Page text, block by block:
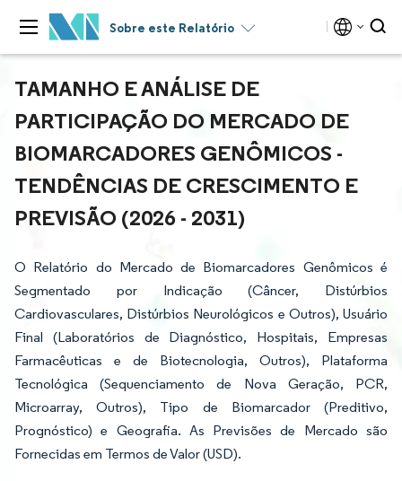
Sobre este Relatório
TAMANHO E ANÁLISE DE
PARTICIPAÇÃO DO MERCADO DE
BIOMARCADORES GENÔMICOS -
TENDÊNCIAS DE CRESCIMENTO E
PREVISÃO (2026 - 2031)
O Relatório do Mercado de Biomarcadores Genômicos é
Segmentado por Indicação (Câncer, Distúrbios
Cardiovasculares, Distúrbios Neurológicos e Outros), Usuário
Final (Laboratórios de Diagnóstico, Hospitais, Empresas
Farmacêuticas e de Biotecnologia, Outros), Plataforma
Tecnológica (Sequenciamento de Nova Geração, PCR,
Microarray, Outros), Tipo de Biomarcador (Preditivo,
Prognóstico) e Geografia. As Previsões de Mercado são
Fornecidas em Termos de Valor (USD).